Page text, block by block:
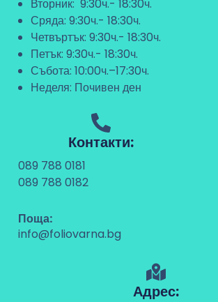
Вторник: 9:30ч.- 18:30ч.
Сряда: 9:30ч.- 18:30ч.
Четвъртък: 9:30ч.- 18:30ч.
Петък: 9:30ч.- 18:30ч.
Събота: 10:00ч.–17:30ч.
Неделя: Почивен ден
Контакти:
089 788 0181
089 788 0182
Поща:
info@foliovarna.bg
Адрес: